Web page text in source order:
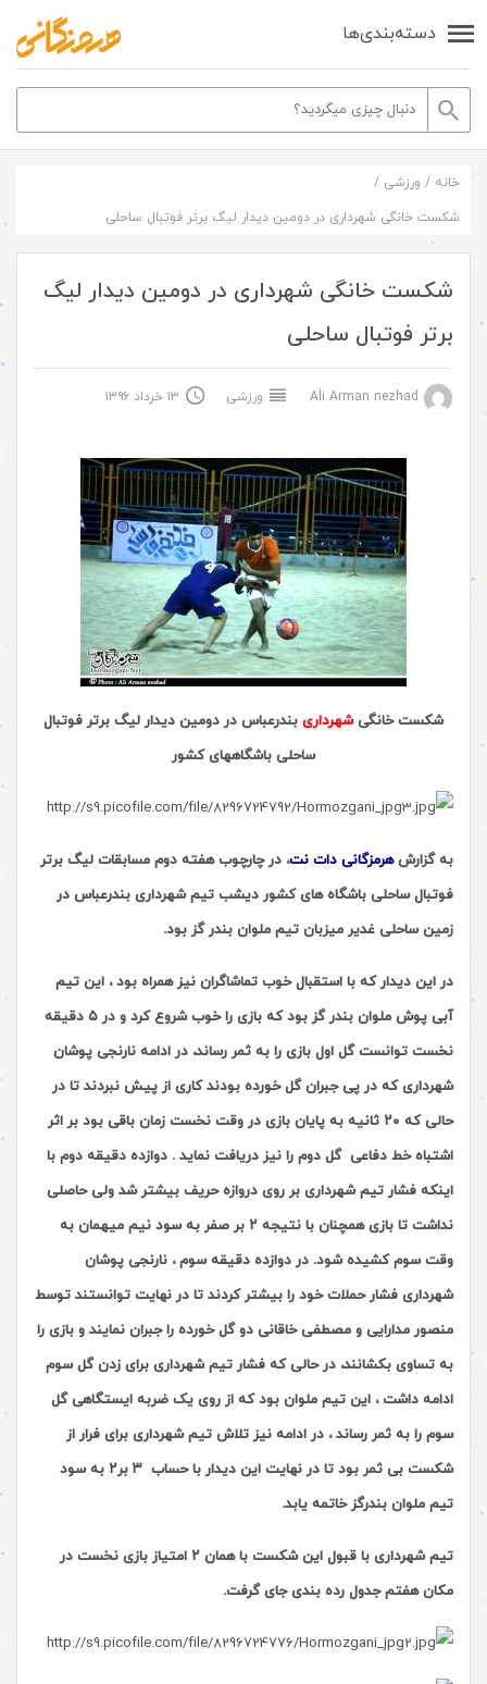
دسته‌بندی‌ها
خانه / ورزشی /
شکست خانگی شهرداری در دومین دیدار لیگ برتر فوتبال ساحلی
شکست خانگی شهرداری در دومین دیدار لیگ
برتر فوتبال ساحلی
ورزشی ۱۳ خرداد ۱۳۹۶
شکست خانگیشهرداری بندرعباس در دومین دیدار لیگ برتر فوتبال
ساحلی باشگاههای کشور
به گزارشهرمزگانی دات نت، در چارچوب هفته دوم مسابقات لیگ برتر
فوتبال ساحلی باشگاه های کشور دیشب تیم شهرداری بندرعباس در
زمین ساحلی غدیر میزبان تیم ملوان بندر گز بود.
در این دیدار که با استقبال خوب تماشاگران نیز همراه بود ، این تیم
آبی پوش ملوان بندر گز بود که بازی را خوب شروع کرد و در ۵ دقیقه
نخست توانست گل اول بازی را به ثمر رساند، در ادامه نارنجی پوشان
شهرداری که در پی جبران گل خورده بودند کاری از پیش نبردند تا در
حالی که ۲۰ ثانیه به پایان بازی در وقت نخست زمان باقی بود بر اثر
اشتباه خط دفاعی گل دوم را نیز دریافت نماید . دوازده دقیقه دوم با
اینکه فشار تیم شهرداری بر روی دروازه حریف بیشتر شد ولی حاصلی
نداشت تا بازی همچنان با نتیجه ۲ بر صفر به سود نیم میهمان به
وقت سوم کشیده شود. در دوازده دقیقه سوم ، نارنجی پوشان
شهرداری فشار حملات خود را بیشتر کردند تا در نهایت توانستند توسط
منصور مدارایی و مصطفی خاقانی دو گل خورده را جبران نمایند و بازی را
به تساوی بکشانند، در حالی که فشار تیم شهرداری برای زدن گل سوم
ادامه داشت ، این تیم ملوان بود که از روی یک ضربه ایستگاهی گل
سوم را به ثمر رساند ، در ادامه نیز تلاش تیم شهرداری برای فرار از
شکست بی ثمر بود تا در نهایت این دیدار با حساب ۳ بر۲ به سود
تیم ملوان بندرگز خاتمه یابد.
تیم شهرداری با قبول این شکست با همان ۲ امتیاز بازی نخست در
مکان هفتم جدول رده بندی جای گرفت.